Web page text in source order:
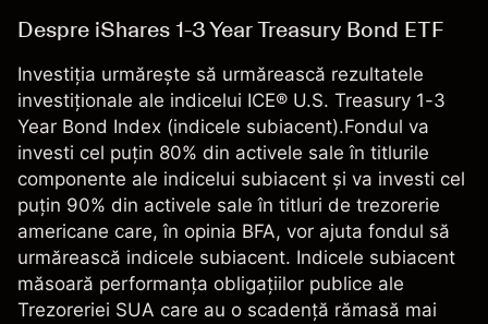
Despre iShares 1-3 Year Treasury Bond ETF
Investiția urmărește să urmărească rezultatele
investiționale ale indicelui ICE® U.S. Treasury 1-3
Year Bond Index (indicele subiacent).Fondul va
investi cel puțin 80% din activele sale în titlurile
componente ale indicelui subiacent și va investi cel
puțin 90% din activele sale în titluri de trezorerie
americane care, în opinia BFA, vor ajuta fondul să
urmărească indicele subiacent. Indicele subiacent
măsoară performanța obligațiilor publice ale
Trezoreriei SUA care au o scadență rămasă mai